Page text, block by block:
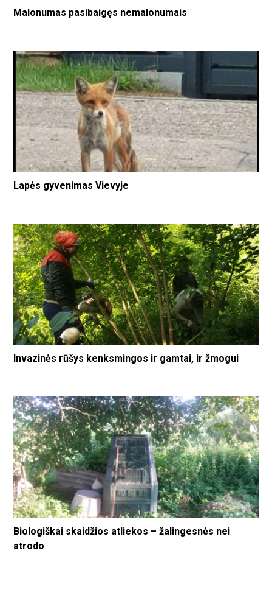
Malonumas pasibaigęs nemalonumais
Lapės gyvenimas Vievyje
Invazinės rūšys kenksmingos ir gamtai, ir žmogui
Biologiškai skaidžios atliekos – žalingesnės nei
atrodo